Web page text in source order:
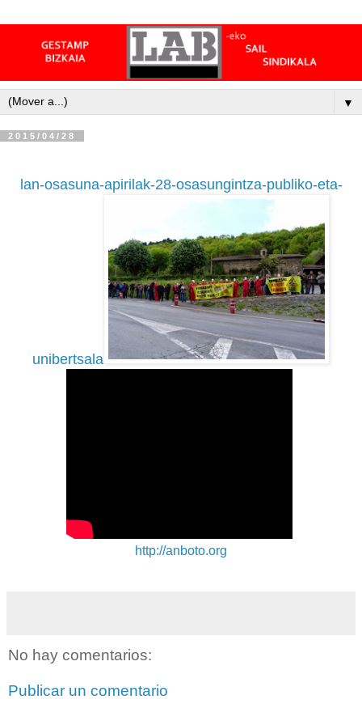
▼
2015/04/28
lan-osasuna-apirilak-28-osasungintza-publiko-eta-
unibertsala
http://anboto.org
No hay comentarios:
Publicar un comentario